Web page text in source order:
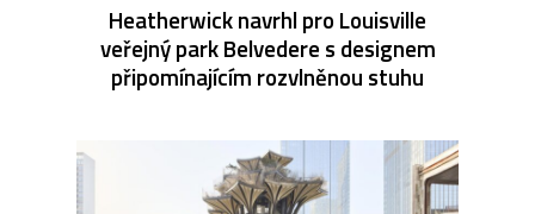
Heatherwick navrhl pro Louisville
veřejný park Belvedere s designem
připomínajícím rozvlněnou stuhu